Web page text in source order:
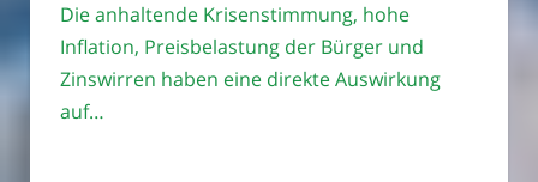
Die anhaltende Krisenstimmung, hohe
Inflation, Preisbelastung der Bürger und
Zinswirren haben eine direkte Auswirkung
auf…